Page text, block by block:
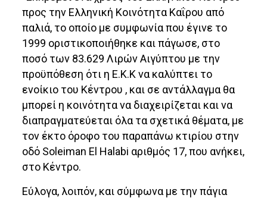
προς την Ελληνική Κοινότητα Καΐρου από
παλιά, το οποίο με συμφωνία που έγινε το
1999 οριστικοποιήθηκε και πάγωσε, στο
ποσό των 83.629 Λιρών Αιγύπτου με την
προϋπόθεση ότι η Ε.Κ.Κ να καλύπτει το
ενοίκιο του Κέντρου , και σε αντάλλαγμα θα
μπορεί η κοινότητα να διαχειρίζεται και να
διαπραγματεύεται όλα τα σχετικά θέματα, με
τον έκτο όροφο του παραπάνω κτιρίου στην
οδό Soleiman El Halabi αριθμός 17, που ανήκει,
στο Κέντρο.
Εύλογα, λοιπόν, και σύμφωνα με την πάγια